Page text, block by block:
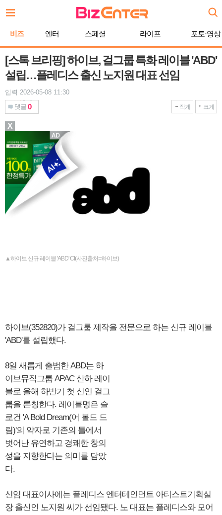
문
기
비즈 엔터 스페셜 라이프 포토·영상
[스톡 브리핑] 하이브, 걸그룹 특화 레이블 'ABD'
설립…플레디스 출신 노지원 대표 선임
입력 2026-05-08 11:30
댓글 0 작게 크게
▲하이브 신규 레이블 'ABD' CI(사진출처=하이브)
하이브(352820)가 걸그룹 제작을 전문으로 하는 신규 레이블
'ABD'를 설립했다.
8일 새롭게 출범한 ABD는 하
이브뮤직그룹 APAC 산하 레이
블로 올해 하반기 첫 신인 걸그
룹을 론칭한다. 레이블명은 슬
로건 'A Bold Dream(어 볼드 드
림)'의 약자로 기존의 틀에서
벗어난 유연하고 경쾌한 창의
성을 지향한다는 의미를 담았
다.
신임 대표이사에는 플레디스 엔터테인먼트 아티스트기획실
장 출신인 노지원 씨가 선임됐다. 노 대표는 플레디스와 모어
X